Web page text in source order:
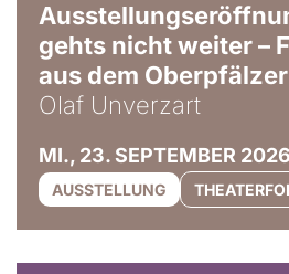
gehts nicht weiter –
aus dem
Olaf Unverzart
MI., 23. SEPTEMBER 2026
AUSSTELLUNG